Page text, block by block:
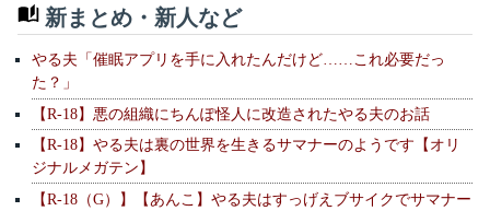
新まとめ・新人など
やる夫「催眠アプリを手に入れたんだけど……これ必要だっ
た？」
【R-18】悪の組織にちんぽ怪人に改造されたやる夫のお話
【R-18】やる夫は裏の世界を生きるサマナーのようです【オリ
ジナルメガテン】
【R-18（G）】【あんこ】やる夫はすっげえブサイクでサマナー